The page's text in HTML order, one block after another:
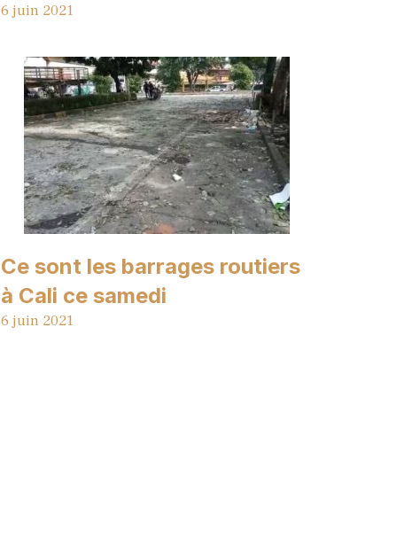
6 juin 2021
Ce sont les barrages routiers
à Cali ce samedi
6 juin 2021